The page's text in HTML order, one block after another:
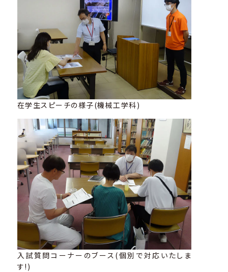
在学生スピーチの様子(機械工学科)
入試質問コーナーのブース(個別で対応いたしま
す!)